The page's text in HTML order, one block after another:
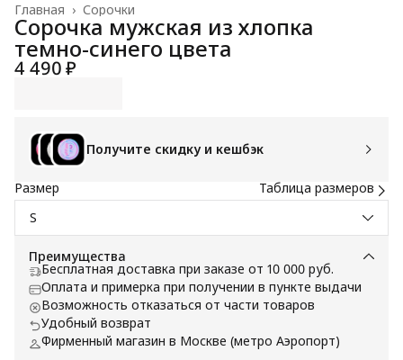
Сорочки
Главная ›
Сорочка мужская из хлопка
темно-синего цвета
4 490 ₽
Получите скидку и кешбэк
Размер
Таблица размеров
S
Преимущества
Бесплатная доставка при заказе от 10 000 руб.
Оплата и примерка при получении в пункте выдачи
Возможность отказаться от части товаров
Удобный возврат
Фирменный магазин в Москве (метро Аэропорт)